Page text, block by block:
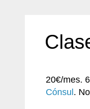
20€/mes.
Cónsul .